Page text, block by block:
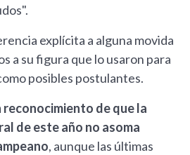
explícita a alguna movida
a su figura que lo usaron para
posibles postulantes.
reconocimiento de que la
de este año no asoma
, aunque las últimas